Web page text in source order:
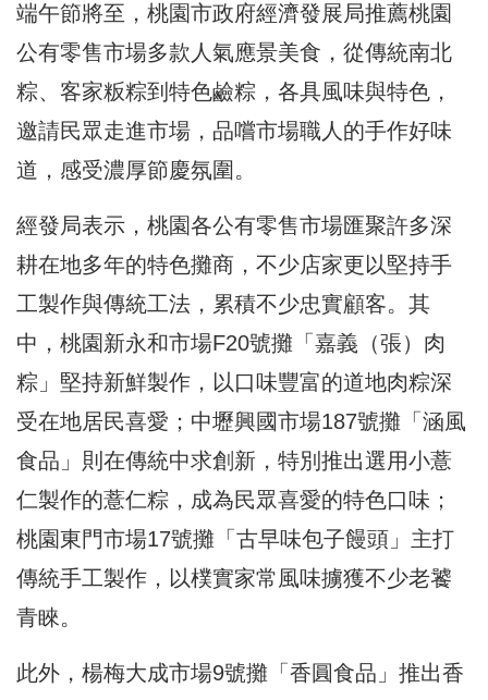
端午節將至，桃園市政府經濟發展局推薦桃園
公有零售市場多款人氣應景美食，從傳統南北
粽、客家粄粽到特色鹼粽，各具風味與特色，
邀請民眾走進市場，品嚐市場職人的手作好味
道，感受濃厚節慶氛圍。
經發局表示，桃園各公有零售市場匯聚許多深
耕在地多年的特色攤商，不少店家更以堅持手
工製作與傳統工法，累積不少忠實顧客。其
中，桃園新永和市場F20號攤「嘉義（張）肉
粽」堅持新鮮製作，以口味豐富的道地肉粽深
受在地居民喜愛；中壢興國市場187號攤「涵風
食品」則在傳統中求創新，特別推出選用小薏
仁製作的薏仁粽，成為民眾喜愛的特色口味；
桃園東門市場17號攤「古早味包子饅頭」主打
傳統手工製作，以樸實家常風味擄獲不少老饕
青睞。
此外，楊梅大成市場9號攤「香圓食品」推出香